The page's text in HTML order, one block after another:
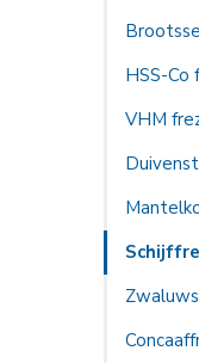
HSS-Co
VHM